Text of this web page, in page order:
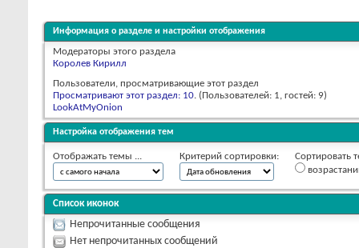
Информация о разделе и настройки отображения
Модераторы этого раздела
Королев Кирилл
Пользователи, просматривающие этот раздел
Просматривают этот раздел: 10. (Пользователей: 1, гостей: 9)
LookAtMyOnion
Настройка отображения тем
Отображать темы ... Критерий сортировки:
Сортировать
Список иконок
Непрочитанные сообщения
Нет непрочитанных сообщений